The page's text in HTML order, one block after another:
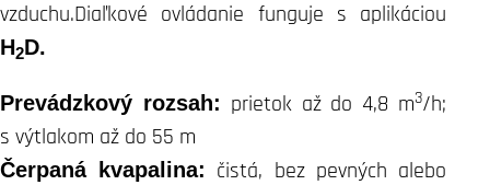
vzduchu.Diaľkové ovládanie funguje s aplikáciou
H2D.
Prevádzkový rozsah: prietok až do 4,8 m3/h;
s výtlakom až do 55 m
Čerpaná kvapalina: čistá, bez pevných alebo